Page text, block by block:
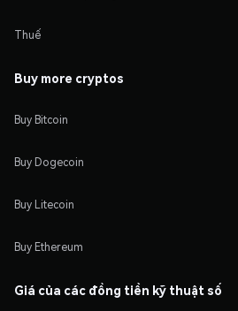
Thuế
Buy more cryptos
Buy Bitcoin
Buy Dogecoin
Buy Litecoin
Buy Ethereum
Giá của các đồng tiền kỹ thuật số